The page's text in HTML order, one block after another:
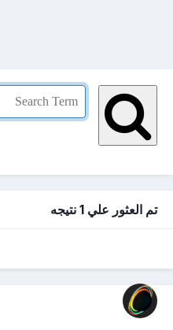
تم العثور علي 1 نتيجه